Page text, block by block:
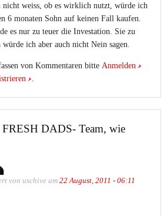
nicht weiss, ob es wirklich nutzt, würde ich
6 monaten Sohn auf keinen Fall kaufen.
es nur zu teuer die Investation. Sie zu
würde ich aber auch nicht Nein sagen.
von Kommentaren bitte Anmelden
DADS- Team, wie
von uschive am 22 August, 2011 - 06:11